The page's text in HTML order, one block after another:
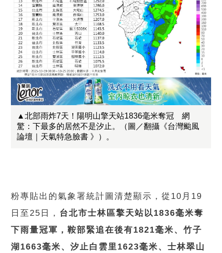
▲北部雨炸7天！陽明山擎天站1836毫米奪冠 網
驚：下最多的居然不是汐止。（圖／翻攝《台灣颱風
論壇｜天氣特急臉書 》）。
粉專貼出的氣象署統計圖清楚顯示，從10月19
日至25日， 台北市士林區擎天站以1836毫米奪
下雨量冠軍，鞍部緊追在後有1821毫米、竹子
湖1663毫米、汐止白雲里1623毫米、士林翠山